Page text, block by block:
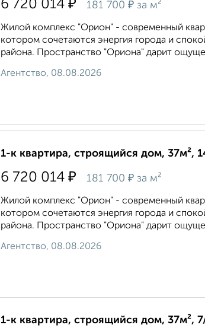
6 720 014 ₽ 181 700 ₽ за м²
Жилой комплекс "Орион" - современный
котором сочетаются энергия города и
района. Пространство "Ориона" дарит
Агентство, 08.08.2026
1-к квартира, строящийся дом, 37м²,
6 720 014 ₽ 181 700 ₽ за м²
Жилой комплекс "Орион" - современный
котором сочетаются энергия города и
района. Пространство "Ориона" дарит
Агентство, 08.08.2026
1-к квартира, строящийся дом, 37м²,